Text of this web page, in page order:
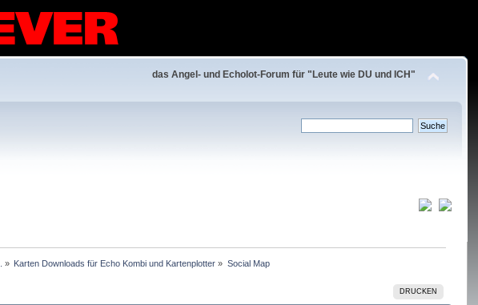
das Angel- und Echolot-Forum für "Leute wie DU und ICH"
» Karten Downloads für Echo Kombi und Kartenplotter » Social Map
DRUCKEN